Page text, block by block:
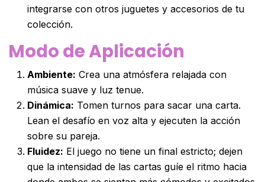
integrarse con otros juguetes y accesorios de tu
colección.
Modo de Aplicación
Ambiente: Crea una atmósfera relajada con
música suave y luz tenue.
Dinámica: Tomen turnos para sacar una carta.
Lean el desafío en voz alta y ejecuten la acción
sobre su pareja.
Fluidez: El juego no tiene un final estricto; dejen
que la intensidad de las cartas guíe el ritmo hacia